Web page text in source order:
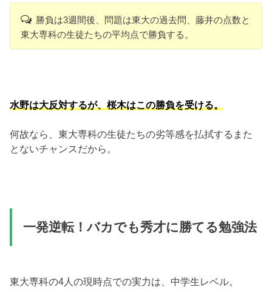
勝負は3週間後、問題は東大の過去問、藤井の点数と
東大専科の生徒たちの平均点で勝負する。
水野は大反対するが、桜木はこの勝負を受ける。
何故なら、東大専科の生徒たちの劣等感を払拭するまた
とないチャンスだから。
一発逆転！バカでも秀才に勝てる勉強法
東大専科の4人の現時点での実力は、中学生レベル。